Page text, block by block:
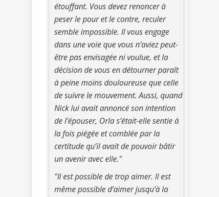
étouffant. Vous devez renoncer à
peser le pour et le contre, reculer
semble impossible. Il vous engage
dans une voie que vous n’aviez peut-
être pas envisagée ni voulue, et la
décision de vous en détourner paraît
à peine moins douloureuse que celle
de suivre le mouvement. Aussi, quand
Nick lui avait annoncé son intention
de l’épouser, Orla s’était-elle sentie à
la fois piégée et comblée par la
certitude qu’il avait de pouvoir bâtir
un avenir avec elle."
"Il est possible de trop aimer. Il est
même possible d’aimer jusqu’à la